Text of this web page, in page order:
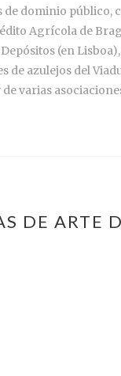
dominio público,
Agrícola de
(en
de azulejos del
varias
DE ARTE